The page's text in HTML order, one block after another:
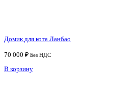
Домик для кота Ланбао
70 000 ₽ Без НДС
В корзину